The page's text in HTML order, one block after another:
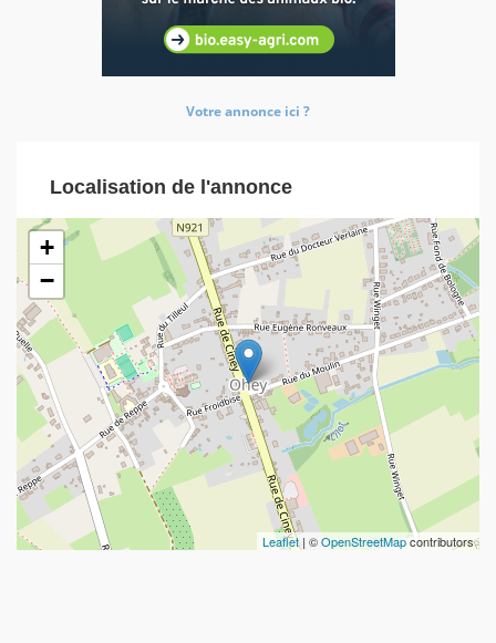
Votre annonce ici ?
Localisation de l'annonce
+
−
Leaflet| ©OpenStreetMapcontributors